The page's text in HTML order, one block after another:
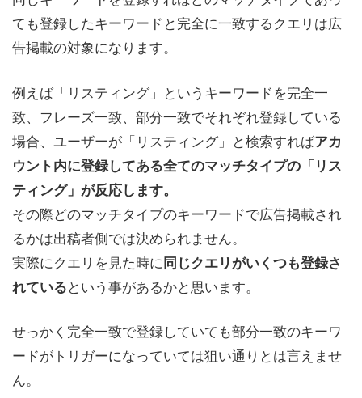
ても登録したキーワードと完全に一致するクエリは広
告掲載の対象になります。
例えば「リスティング」というキーワードを完全一
致、フレーズ一致、部分一致でそれぞれ登録している
場合、ユーザーが「リスティング」と検索すればアカ
ウント内に登録してある全てのマッチタイプの「リス
ティング」が反応します。
その際どのマッチタイプのキーワードで広告掲載され
るかは出稿者側では決められません。
実際にクエリを見た時に同じクエリがいくつも登録さ
れているという事があるかと思います。
せっかく完全一致で登録していても部分一致のキーワ
ードがトリガーになっていては狙い通りとは言えませ
ん。